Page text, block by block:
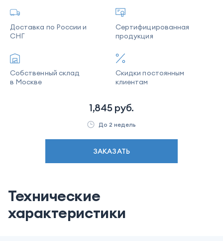
Доставка по России и
СНГ
Сертифицированная
продукция
Собственный склад
в Москве
Скидки постоянным
клиентам
1,845руб.
До 2 недель
ЗАКАЗАТЬ
Технические
характеристики